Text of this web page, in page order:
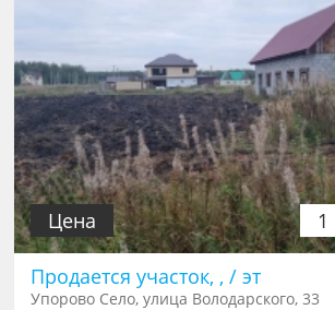
Цена
Продается участок, , / эт
Упорово Село, улица Володарского, 33